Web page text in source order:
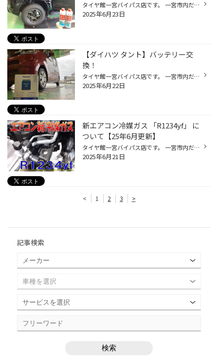
タイヤ館一宮バイパス店です。 一宮市内だけでなく 江南市・北名古屋市・岩倉市・羽島市などからもご来店頂きまして ありがとうございます！ 【タイヤ館一宮アクセスMAP】↓ 店舗情報 タイヤ館アプリダウンロードでお得にタイヤGET 詳しくはこちら 本日は、トヨタ ランドクルーザー(VJA300W)のエバポ...
2025年6月23日
【ダイハツ タント】バッテリー交
換！
タイヤ館一宮バイパス店です。 一宮市内だけでなく 江南市・北名古屋市・岩倉市・羽島市などからもご来店頂きまして ありがとうございます！ 【タイヤ館一宮アクセスMAP】↓ 店舗情報 タイヤ館アプリダウンロードでお得にタイヤGET 詳しくはこちら 先月から、バッテリーのお問い合わせを多く頂いてお...
2025年6月22日
新エアコン冷媒ガス 「R1234yf」 に
ついて【25年6月更新】
タイヤ館一宮バイパス店です。 一宮市内だけでなく、 江南市・北名古屋市・岩倉市・羽島市などからも ご来店いただきまして、ありがとうございます！ タイヤ館アプリダウンロードでお得にタイヤGET 詳しくはこちら 近年の夏は、毎年暑いですね・・・となると車内では エアコン真っ盛りの時期ですね...
2025年6月21日
< 1 2 3 >
記事検索